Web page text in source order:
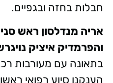
חבלות בחזה ובגפיים.
אריה מנדלסון ראש
והפרמדיק איציק
בתאונה עם מעורבות
הענקנו סיוע רפואי